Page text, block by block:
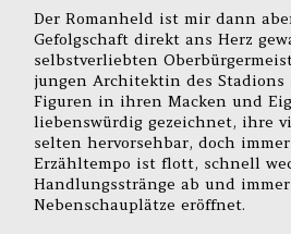
Der Romanheld ist mir dann
Gefolgschaft direkt ans Herz
selbstverliebten
jungen Architektin des Stadions
Figuren in ihren Macken und
liebenswürdig gezeichnet, ihre
selten hervorsehbar, doch
Erzähltempo ist flott, schnell
Handlungsstränge ab und
Nebenschauplätze eröffnet.